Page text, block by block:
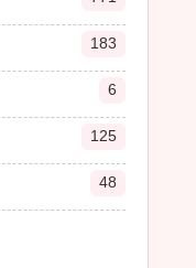
183
6
125
48